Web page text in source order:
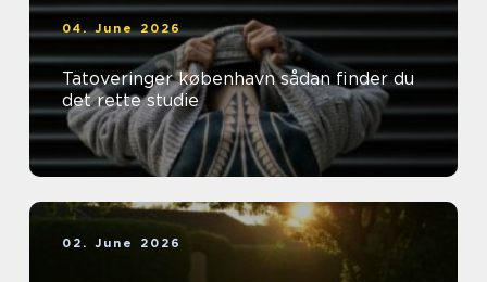
04. June 2026
Tatoveringer københavn sådan finder du
det rette studie
02. June 2026